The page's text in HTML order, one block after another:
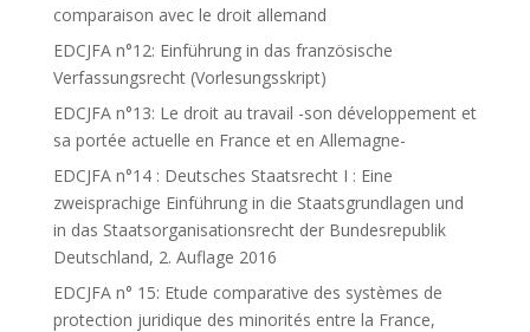
comparaison avec le droit allemand
EDCJFA n°12: Einführung in das französische
Verfassungsrecht (Vorlesungsskript)
EDCJFA n°13: Le droit au travail -son développement et
sa portée actuelle en France et en Allemagne-
EDCJFA n°14 : Deutsches Staatsrecht I : Eine
zweisprachige Einführung in die Staatsgrundlagen und
in das Staatsorganisationsrecht der Bundesrepublik
Deutschland, 2. Auflage 2016
EDCJFA n° 15: Etude comparative des systèmes de
protection juridique des minorités entre la France,